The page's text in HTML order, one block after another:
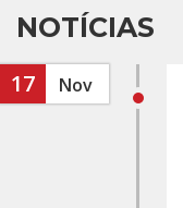
NOTÍCIAS
17 Nov